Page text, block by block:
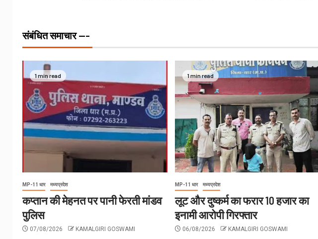
संबंधित समाचार ---
1 min read
MP-11 धार मध्यप्रदेश
कप्तान की मेहनत पर पानी फेरती मांडव
पुलिस
07/08/2026 KAMALGIRI GOSWAMI
1 min read
MP-11 धार मध्यप्रदेश
लूट और दुष्कर्म का फरार 10 हजार का
इनामी आरोपी गिरफ्तार
06/08/2026 KAMALGIRI GOSWAMI